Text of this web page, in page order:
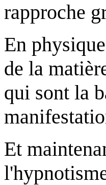
rapproche
En
de la
qui sont la
Et